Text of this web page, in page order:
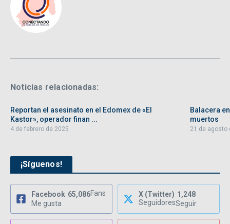
Noticias relacionadas:
Reportan el asesinato en el Edomex de «El
Kastor», operador finan ...
4 de febrero de 2025
Balacera
muertos
21 de agosto
¡Síguenos!
Facebook 65,086Fans
Me gusta
X (Twitter) 1,248
SeguidoresSeguir